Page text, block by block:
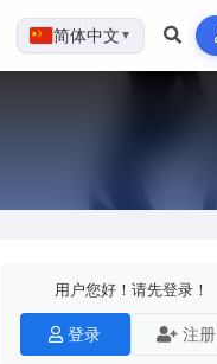
简体中文 ▼
用户您好！请先登录！
登录 注册